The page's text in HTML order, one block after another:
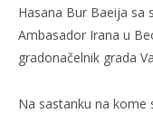
Hasana Bur Baeija sa
Ambasador Irana u
gradonačelnik grada
Na sastanku na kome